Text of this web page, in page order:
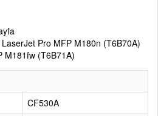
Pro MFP M180n (T6B70A)
M181fw (T6B71A)
CF530A